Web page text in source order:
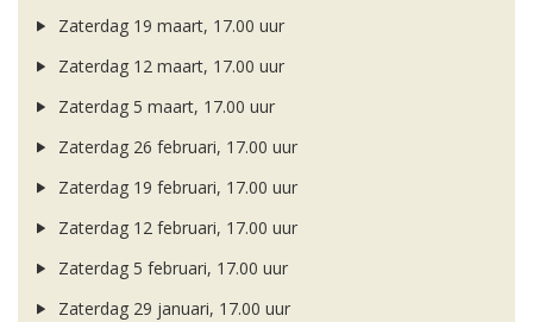
Zaterdag 19 maart, 17.00 uur
Zaterdag 12 maart, 17.00 uur
Zaterdag 5 maart, 17.00 uur
Zaterdag 26 februari, 17.00 uur
Zaterdag 19 februari, 17.00 uur
Zaterdag 12 februari, 17.00 uur
Zaterdag 5 februari, 17.00 uur
Zaterdag 29 januari, 17.00 uur